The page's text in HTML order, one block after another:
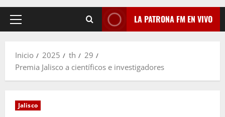
Menú
LA PATRONA FM EN VIVO
Inicio 2025 th
29
Premia Jalisco a científicos e investigadores
Jalisco